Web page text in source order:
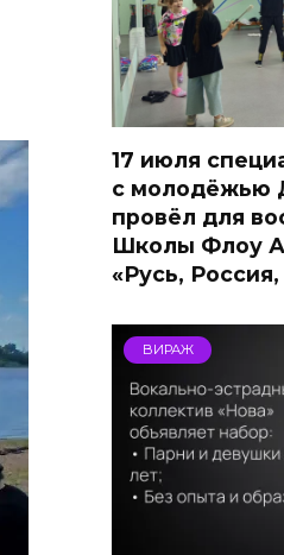
17 июля
с молодёжью
провёл для
Школы Флоу
«Русь,
ВИРАЖ